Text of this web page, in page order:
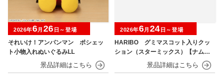
それいけ！アンパンマン ポシェッ
ト小物入れぬいぐるみLL
2026年6月 26 日～登場
HARIBO グミマスコット入りクッ
ション（スターミックス）【ナムコ
2026年6月 24 日～登場